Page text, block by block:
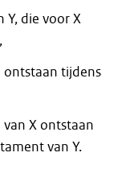
Y, die voor X
ontstaan tijdens
X ontstaan
van Y.